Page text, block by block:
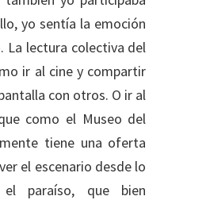
yo sentía la emoción
La lectura colectiva del
ir al cine y compartir
con otros. O ir al
como el Museo del
tiene una oferta
el escenario desde lo
paraíso, que bien